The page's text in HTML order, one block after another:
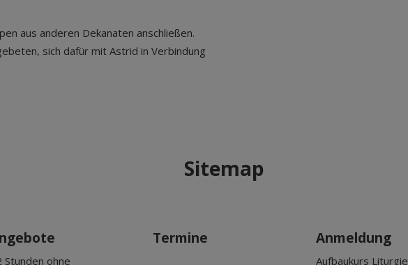
aus anderen Dekanaten anschließen.
sich dafür mit Astrid in Verbindung
Sitemap
Stunden ohne
Termine Anmeldung
Aufbaukurs Liturgie